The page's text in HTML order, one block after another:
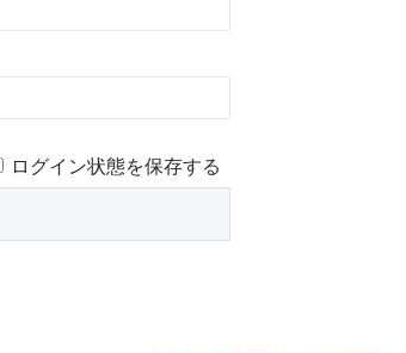
ログイン状態を保存する